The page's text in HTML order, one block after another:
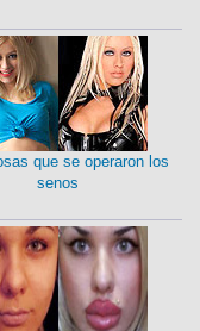
que se operaron los
senos